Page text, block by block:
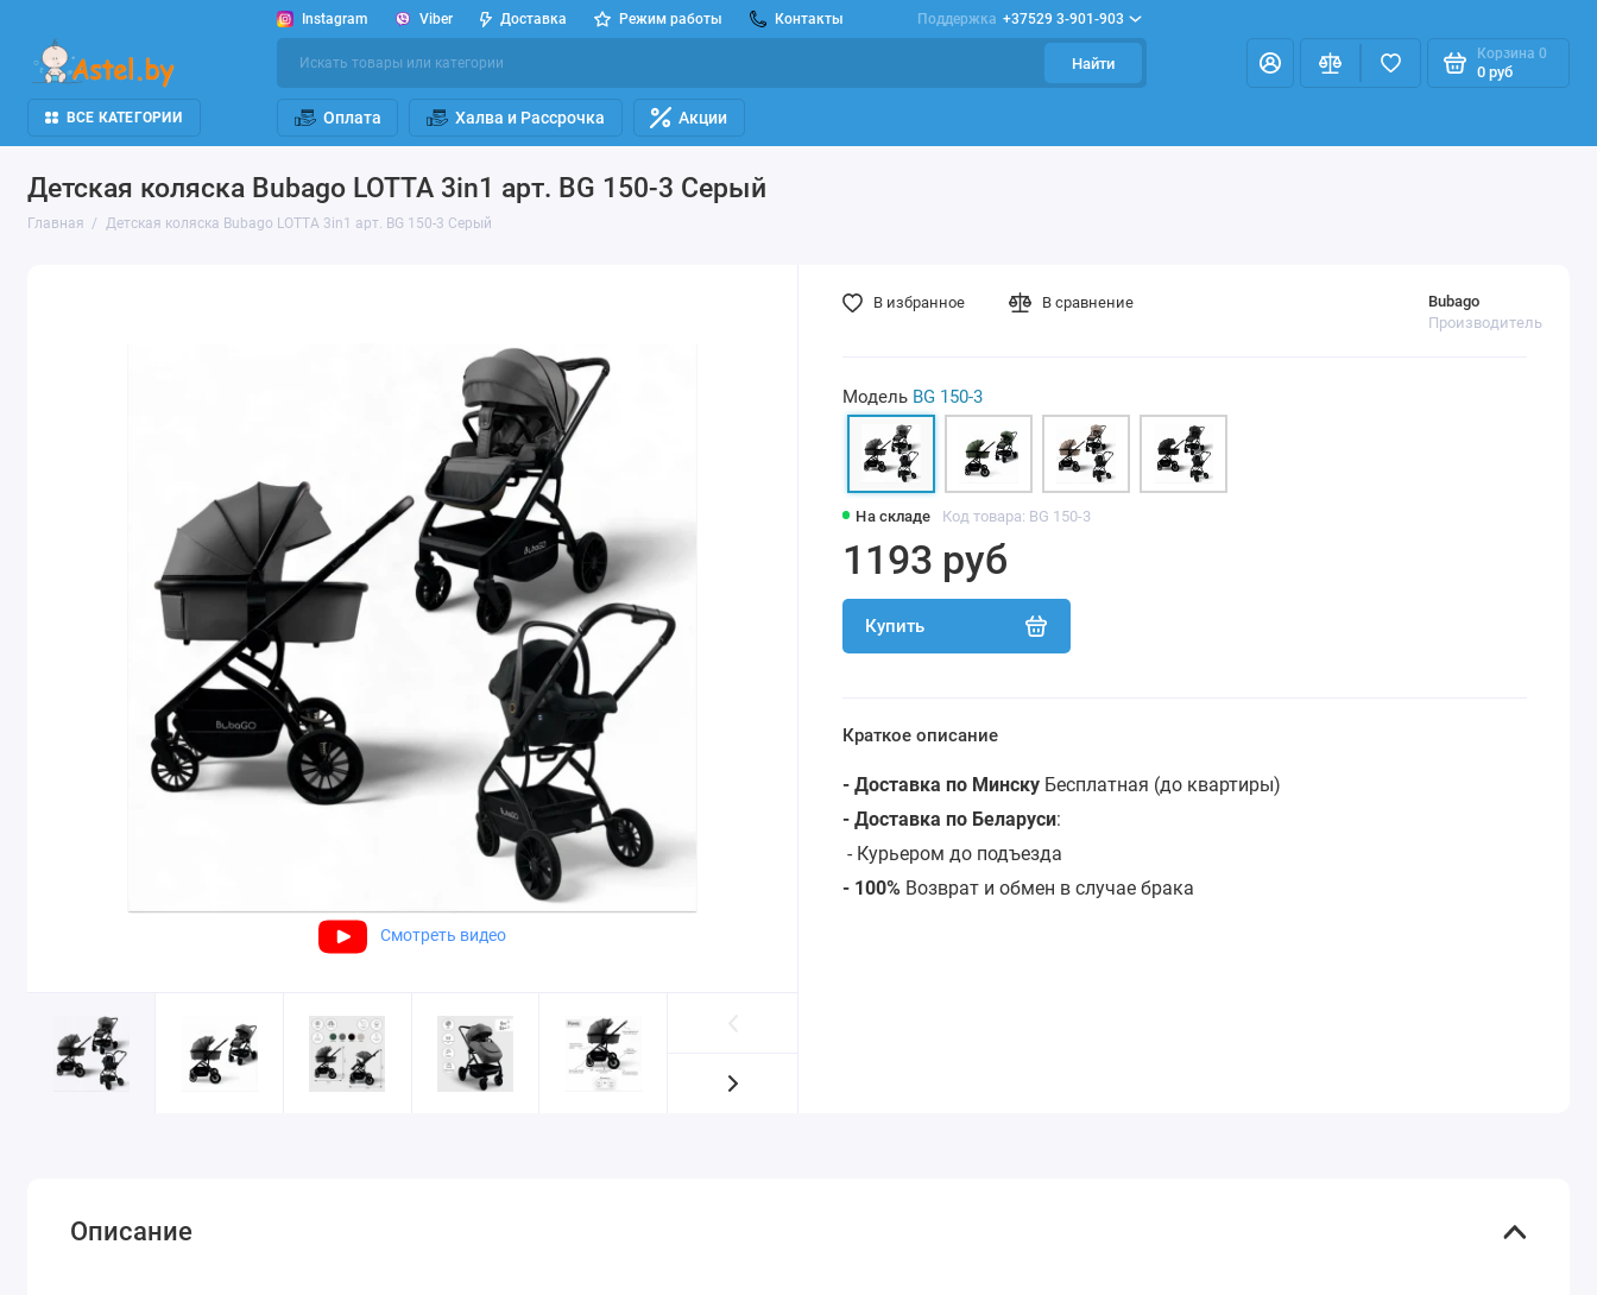
Instagram Viber Доставка Режим работы Контакты Поддержка +37529 3-901-903
Найти
Корзина 0
0 руб
ВСЕ КАТЕГОРИИ Оплата Халва и Рассрочка Акции
Детская коляска Bubago LOTTA 3in1 арт. BG 150-3 Серый
Главная Детская коляска Bubago LOTTA 3in1 арт. BG 150-3 Серый
Смотреть видео
На складе Код товара: BG 150-3
Bubago
Производитель
1193 руб
Купить
В избранное В сравнение
Модель BG 150-3
Краткое описание
- Доставка по МинскуБесплатная (до квартиры)
- Доставка по Беларуси:
- Курьером до подъезда
- 100% Возврат и обмен в случае брака
Описание